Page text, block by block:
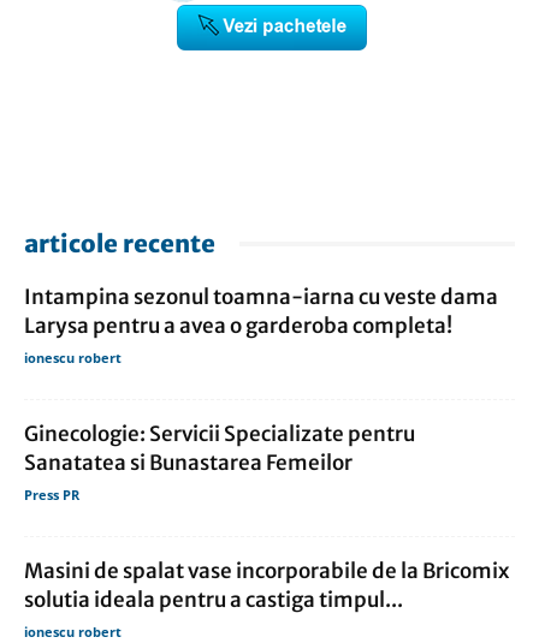
articole recente
Intampina sezonul toamna-iarna cu veste dama
Larysa pentru a avea o garderoba completa!
ionescu robert
Ginecologie: Servicii Specializate pentru
Sanatatea si Bunastarea Femeilor
Press PR
Masini de spalat vase incorporabile de la Bricomix
solutia ideala pentru a castiga timpul...
ionescu robert